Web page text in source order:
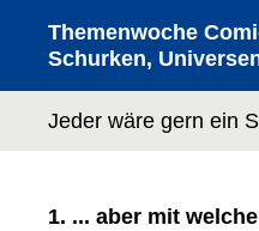
Themenwoche
Schurken,
Jeder wäre gern ein
1. ... aber mit